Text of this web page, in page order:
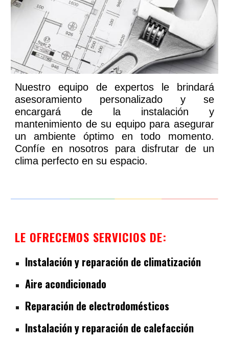
Nuestro equipo de expertos le brindará
asesoramiento personalizado y se
encargará de la instalación y
mantenimiento de su equipo para asegurar
un ambiente óptimo en todo momento.
Confíe en nosotros para disfrutar de un
clima perfecto en su espacio.
LE OFRECEMOS SERVICIOS DE:
Instalación y reparación de climatización
Aire acondicionado
Reparación de electrodomésticos
Instalación y reparación de calefacción